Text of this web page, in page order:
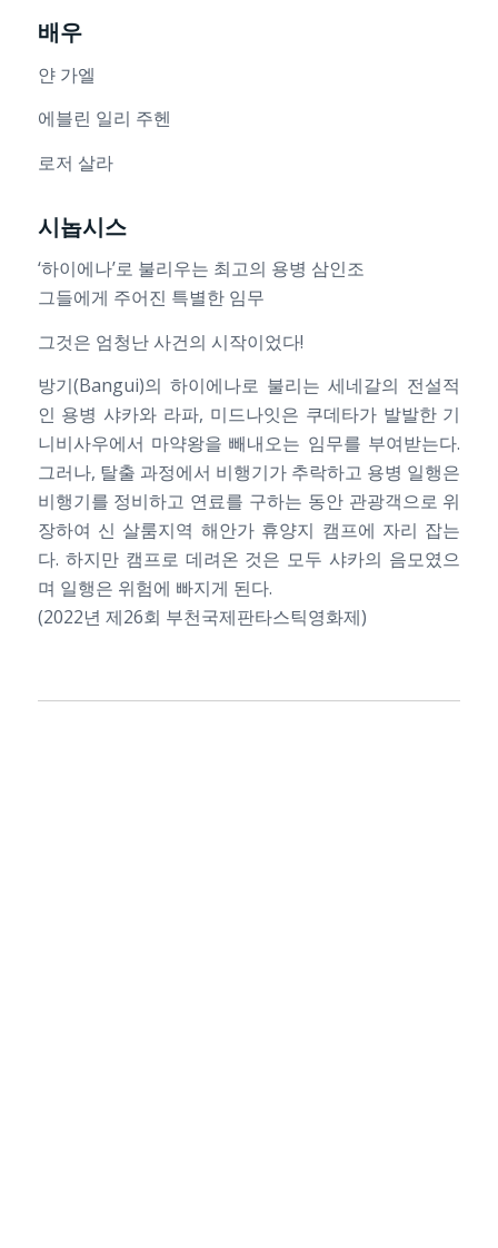
배우
얀 가엘
에블린 일리 주헨
로저 살라
시놉시스
‘하이에나’로 불리우는 최고의 용병 삼인조
그들에게 주어진 특별한 임무
그것은 엄청난 사건의 시작이었다!
방기(Bangui)의 하이에나로 불리는 세네갈의 전설적
인 용병 샤카와 라파, 미드나잇은 쿠데타가 발발한 기
니비사우에서 마약왕을 빼내오는 임무를 부여받는다.
그러나, 탈출 과정에서 비행기가 추락하고 용병 일행은
비행기를 정비하고 연료를 구하는 동안 관광객으로 위
장하여 신 살룸지역 해안가 휴양지 캠프에 자리 잡는
다. 하지만 캠프로 데려온 것은 모두 샤카의 음모였으
며 일행은 위험에 빠지게 된다.
(2022년 제26회 부천국제판타스틱영화제)